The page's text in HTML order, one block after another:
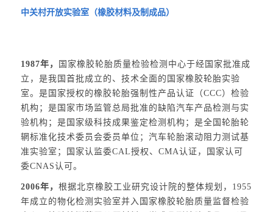
中关村开放实验室（橡胶材料及制成品）
1987年，
国家橡胶轮胎质量检验检测中心于经国家批准成
立，是我国首批成立的、技术全面的国家橡胶轮胎实验
室。是国家授权的橡胶轮胎强制性产品认证（CCC）检验
机构；是国家市场监管总局批准的缺陷汽车产品检测与实
验机构；是国家级科技成果鉴定检测机构；是全国轮胎轮
辋标准化技术委员会委员单位；汽车轮胎滚动阻力测试基
准实验室；国家认监委CAL授权、CMA认证，国家认可
委CNAS认可。
2006年，根据北京橡胶工业研究设计院的整体规划，1955
年成立的物化检测实验室并入国家橡胶轮胎质量监督检验